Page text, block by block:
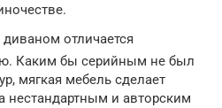
диваном отличается
Каким бы серийным не был
мягкая мебель сделает
нестандартным и авторским